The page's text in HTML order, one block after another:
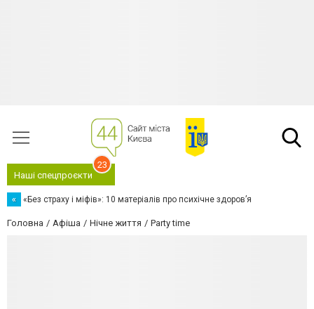
Наші спецпроєкти
23
« «Без страху і міфів»: 10 матеріалів про психічне здоров’я
Головна Афіша Нічне життя Party time